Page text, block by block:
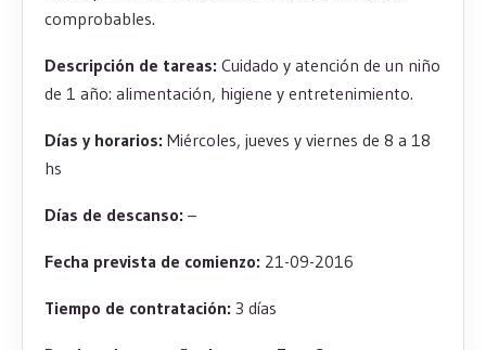
comprobables.
Descripción de tareas: Cuidado y atención de un niño
de 1 año: alimentación, higiene y entretenimiento.
Días y horarios: Miércoles, jueves y viernes de 8 a 18
hs
Días de descanso: –
Fecha prevista de comienzo: 21-09-2016
Tiempo de contratación: 3 días